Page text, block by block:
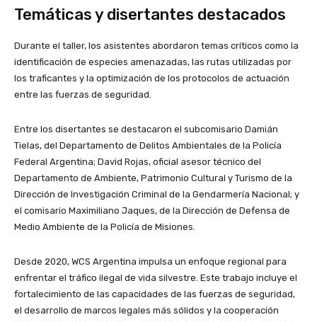
Temáticas y disertantes destacados
Durante el taller, los asistentes abordaron temas críticos como la
identificación de especies amenazadas, las rutas utilizadas por
los traficantes y la optimización de los protocolos de actuación
entre las fuerzas de seguridad.
Entre los disertantes se destacaron el subcomisario Damián
Tielas, del Departamento de Delitos Ambientales de la Policía
Federal Argentina; David Rojas, oficial asesor técnico del
Departamento de Ambiente, Patrimonio Cultural y Turismo de la
Dirección de Investigación Criminal de la Gendarmería Nacional; y
el comisario Maximiliano Jaques, de la Dirección de Defensa de
Medio Ambiente de la Policía de Misiones.
Desde 2020, WCS Argentina impulsa un enfoque regional para
enfrentar el tráfico ilegal de vida silvestre. Este trabajo incluye el
fortalecimiento de las capacidades de las fuerzas de seguridad,
el desarrollo de marcos legales más sólidos y la cooperación